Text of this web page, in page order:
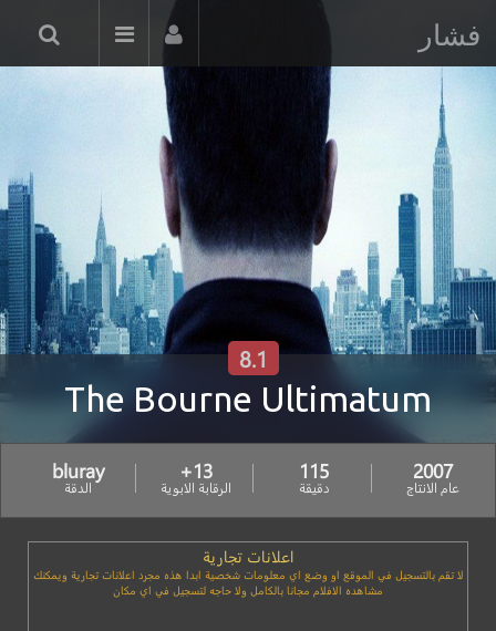
فشار
The Bourne Ultimatum
8.1
2007
عام الانتاج
115
دقيقة
13+
الرقابة الابوية
bluray
الدقة
اعلانات تجارية
لا تقم بالتسجيل في الموقع او وضع اي معلومات شخصية ابدا هذه مجرد اعلانات تجارية ويمكنك
مشاهده الافلام مجانا بالكامل ولا حاجه لتسجيل في اي مكان